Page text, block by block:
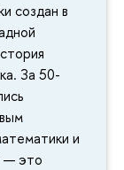
создан в
За 50-
и
— это